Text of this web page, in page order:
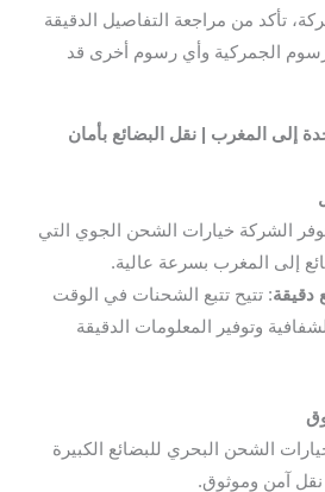
تأكد من مراجعة التفاصيل الدقيقة
الجمركية وأي رسوم أخرى قد
المغرب | نقل البضائع بأمان
الشركة خيارات الشحن الجوي التي
إلى المغرب بسرعة عالية.
دقيقة: تتيح تتبع الشحنات في الوقت
وتوفير المعلومات الدقيقة
الشحن البحري للبضائع الكبيرة
نقل آمن وموثوق.